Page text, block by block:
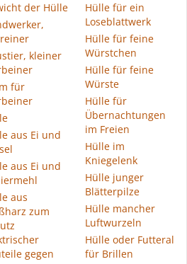
der Hülle
kleiner
für
aus Ei und
aus Ei und
aus
zum
gegen
Hülle für ein
Loseblattwerk
Hülle für feine
Würstchen
Hülle für feine
Würste
Hülle für
Übernachtungen
im Freien
Hülle im
Kniegelenk
Hülle junger
Blätterpilze
Hülle mancher
Luftwurzeln
Hülle oder Futteral
für Brillen